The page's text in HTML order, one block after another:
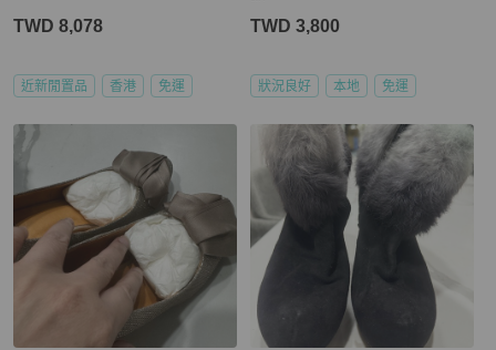
TWD 8,078
近新閒置品 香港 免運
TWD 3,800
狀況良好 本地 免運